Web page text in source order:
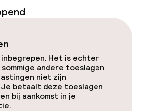
inbegrepen. Het is echter
andere toeslagen
niet zijn
Je betaalt deze toeslagen
bij aankomst in je